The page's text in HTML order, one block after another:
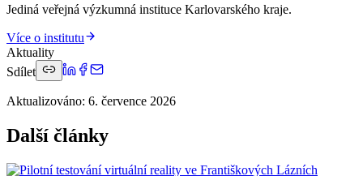
Jediná veřejná výzkumná instituce Karlovarského kraje.
Více o institutu
Aktuality
Sdílet
Aktualizováno: 6. července 2026
Další články